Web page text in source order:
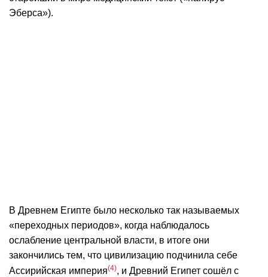
Эберса»).
В Древнем Египте было несколько так называемых
«переходных периодов», когда наблюдалось
ослабление центральной власти, в итоге они
закончились тем, что цивилизацию подчинила себе
Ассирийская империя 4 , и Древний Египет сошёл с